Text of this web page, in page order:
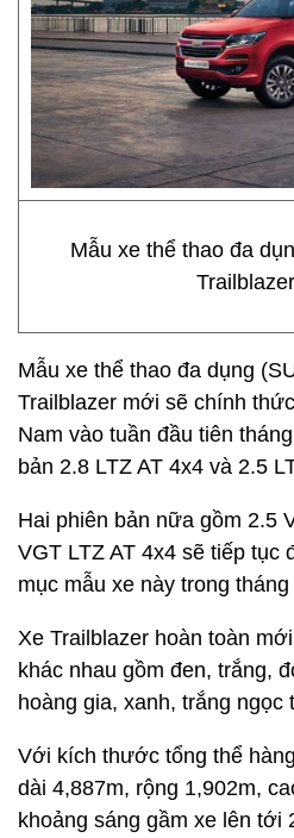
Mẫu xe thể thao đa
Mẫu xe thể thao đa dụng
Trailblazer mới sẽ chính
Nam vào tuần đầu tiên
bản 2.8 LTZ AT 4x4 và 2.5
Hai phiên bản nữa gồm 2.5
VGT LTZ AT 4x4 sẽ tiếp tục
mục mẫu xe này trong tháng
Xe Trailblazer hoàn toàn
khác nhau gồm đen, trắng,
hoàng gia, xanh, trắng ngọc
Với kích thước tổng thể
dài 4,887m, rộng 1,902m,
khoảng sáng gầm xe lên tới